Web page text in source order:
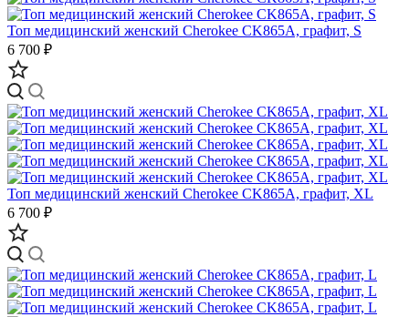
Топ медицинский женский Cherokee CK865A, графит, S
6 700 ₽
Топ медицинский женский Cherokee CK865A, графит, XL
6 700 ₽